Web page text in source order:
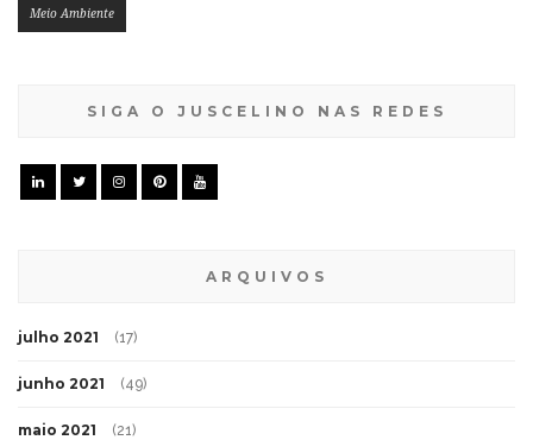
Meio Ambiente
SIGA O JUSCELINO NAS REDES
ARQUIVOS
julho 2021 (17)
junho 2021 (49)
maio 2021 (21)